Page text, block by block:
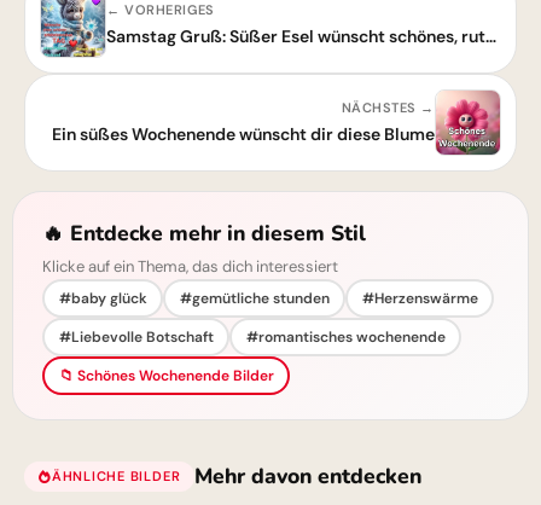
← VORHERIGES
Samstag Gruß: Süßer Esel wünscht schönes, rutschfreies Wochenende
NÄCHSTES →
Ein süßes Wochenende wünscht dir diese Blume
🔥 Entdecke mehr in diesem Stil
Klicke auf ein Thema, das dich interessiert
#baby glück #gemütliche stunden
#Herzenswärme
#Liebevolle Botschaft
#romantisches wochenende
📁 Schönes Wochenende Bilder
ÄHNLICHE BILDER Mehr davon entdecken